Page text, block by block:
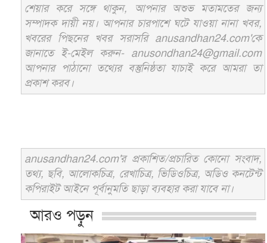
শেয়ার করে সঙ্গে থাকুন, আপনার অশুভ মতামতের জন্য
সম্পাদক দায়ী নয়। আপনার চারপাশে ঘটে যাওয়া নানা খবর,
খবরের পিছনের খবর সরাসরি anusandhan24.com'কে
জানাতে ই-মেইল করুন- anusondhan24@gmail.com
আপনার পাঠানো তথ্যের বস্তুনিষ্ঠতা যাচাই করে আমরা তা
প্রকাশ করব।
anusandhan24.com'র প্রকাশিত/প্রচারিত কোনো সংবাদ,
তথ্য, ছবি, আলোকচিত্র, রেখাচিত্র, ভিডিওচিত্র, অডিও কনটেন্ট
কপিরাইট আইনে পূর্বানুমতি ছাড়া ব্যবহার করা যাবে না।
আরও পড়ুন